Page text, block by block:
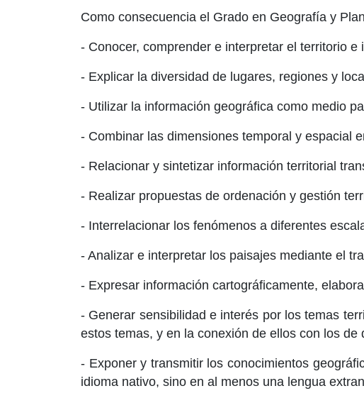
Como consecuencia el Grado en Geografía y
- Conocer, comprender e interpretar el territorio
- Explicar la diversidad de lugares, regiones y
- Utilizar la información geográfica como medio
- Combinar las dimensiones temporal y espacial
- Relacionar y sintetizar información territorial
- Realizar propuestas de ordenación y gestión
- Interrelacionar los fenómenos a diferentes
- Analizar e interpretar los paisajes mediante el
- Expresar información cartográficamente,
- Generar sensibilidad e interés por los temas
estos temas, y en la conexión de ellos con los
- Exponer y transmitir los conocimientos
idioma nativo, sino en al menos una lengua